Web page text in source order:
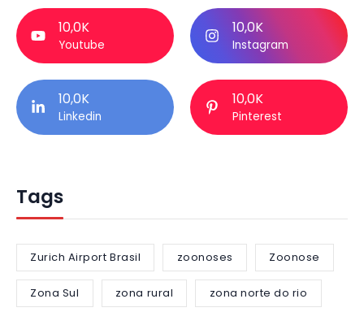
10,0K
Youtube
10,0K
Instagram
10,0K
Linkedin
10,0K
Pinterest
Tags
Zurich Airport Brasil zoonoses Zoonose
Zona Sul zona rural zona norte do rio